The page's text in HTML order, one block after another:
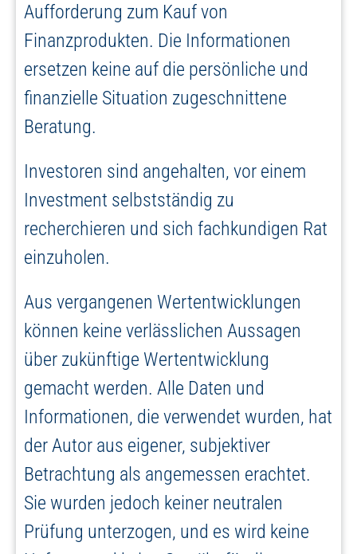
Aufforderung zum Kauf von
Finanzprodukten. Die Informationen
ersetzen keine auf die persönliche und
finanzielle Situation zugeschnittene
Beratung.
Investoren sind angehalten, vor einem
Investment selbstständig zu
recherchieren und sich fachkundigen Rat
einzuholen.
Aus vergangenen Wertentwicklungen
können keine verlässlichen Aussagen
über zukünftige Wertentwicklung
gemacht werden. Alle Daten und
Informationen, die verwendet wurden, hat
der Autor aus eigener, subjektiver
Betrachtung als angemessen erachtet.
Sie wurden jedoch keiner neutralen
Prüfung unterzogen, und es wird keine